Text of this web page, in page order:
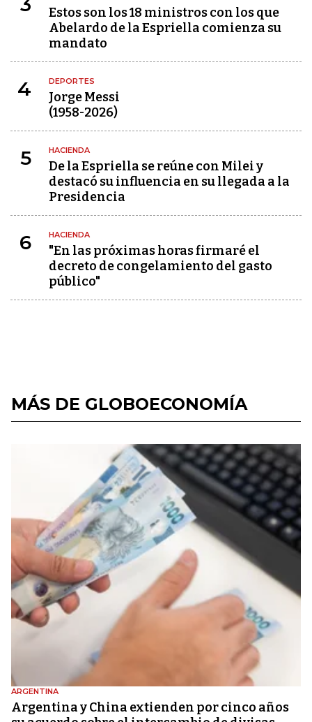
Estos son los 18 ministros con los que
Abelardo de la Espriella comienza su
mandato
4 DEPORTES
Jorge Messi
(1958-2026)
5 HACIENDA
De la Espriella se reúne con Milei y
destacó su influencia en su llegada a la
Presidencia
6 HACIENDA
"En las próximas horas firmaré el
decreto de congelamiento del gasto
público"
MÁS DE GLOBOECONOMÍA
ARGENTINA
Argentina y China extienden por cinco años